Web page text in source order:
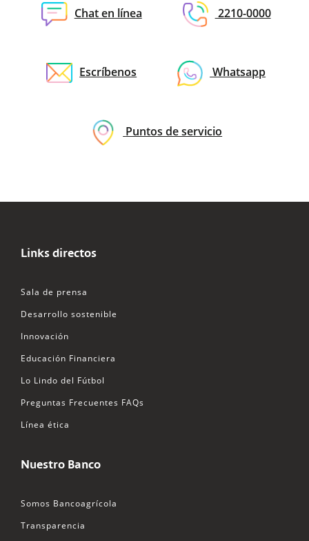
Chat en línea 2210-0000
Escríbenos Whatsapp
Puntos de servicio
Links directos
Sala de prensa
Desarrollo sostenible
Innovación
Educación Financiera
Lo Lindo del Fútbol
Preguntas Frecuentes FAQs
Línea ética
Nuestro Banco
Somos Bancoagrícola
Transparencia